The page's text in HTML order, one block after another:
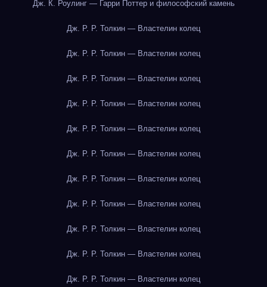
Дж. К. Роулинг — Гарри Поттер и философский камень
Дж. Р. Р. Толкин — Властелин колец
Дж. Р. Р. Толкин — Властелин колец
Дж. Р. Р. Толкин — Властелин колец
Дж. Р. Р. Толкин — Властелин колец
Дж. Р. Р. Толкин — Властелин колец
Дж. Р. Р. Толкин — Властелин колец
Дж. Р. Р. Толкин — Властелин колец
Дж. Р. Р. Толкин — Властелин колец
Дж. Р. Р. Толкин — Властелин колец
Дж. Р. Р. Толкин — Властелин колец
Дж. Р. Р. Толкин — Властелин колец